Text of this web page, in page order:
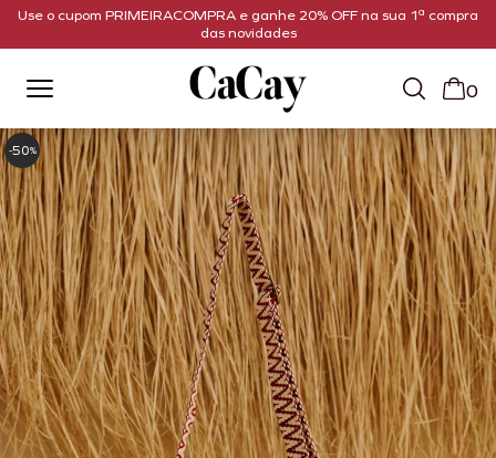
Use o cupom PRIMEIRACOMPRA e ganhe 20% OFF na sua 1ª compra
das novidades
0
-50%